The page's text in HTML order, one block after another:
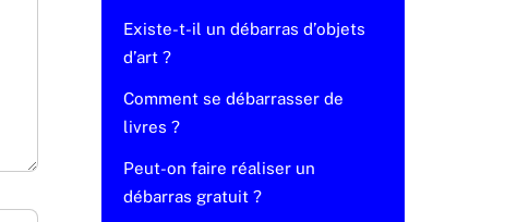
Existe-t-il un débarras d’objets
d’art ?
Comment se débarrasser de
livres ?
Peut-on faire réaliser un
débarras gratuit ?